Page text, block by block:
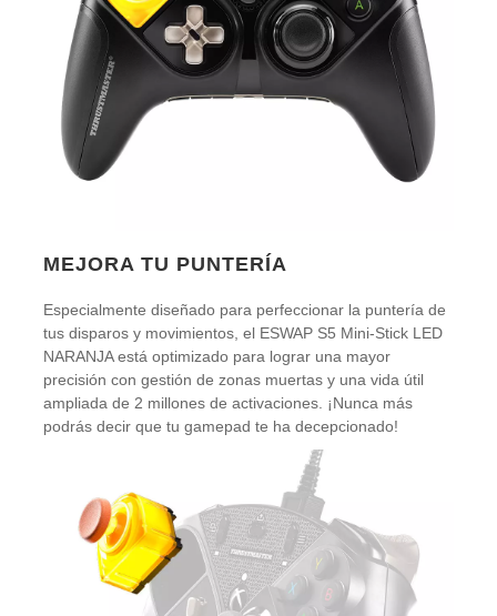
MEJORA TU PUNTERÍA
Especialmente diseñado para perfeccionar la puntería de
tus disparos y movimientos, el ESWAP S5 Mini-Stick LED
NARANJA está optimizado para lograr una mayor
precisión con gestión de zonas muertas y una vida útil
ampliada de 2 millones de activaciones. ¡Nunca más
podrás decir que tu gamepad te ha decepcionado!